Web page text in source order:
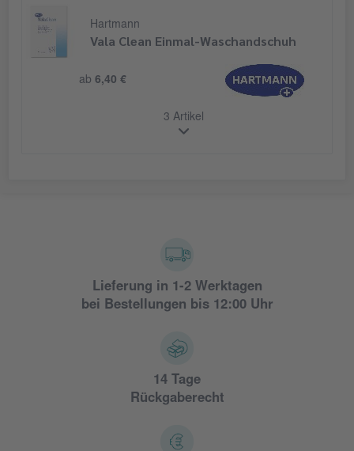
Hartmann
Vala Clean Einmal-Waschandschuh
ab 6,40 €
3 Artikel
Lieferung in 1-2 Werktagen
bei Bestellungen bis 12:00 Uhr
14 Tage
Rückgaberecht